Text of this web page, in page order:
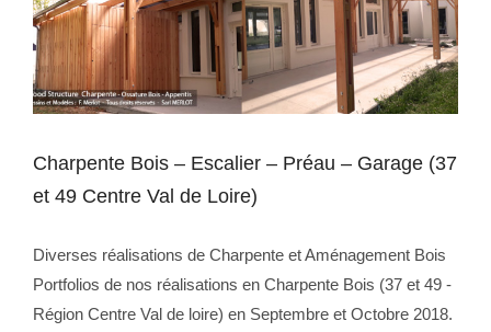
Charpente Bois – Escalier – Préau – Garage (37
et 49 Centre Val de Loire)
Diverses réalisations de Charpente et Aménagement Bois
Portfolios de nos réalisations en Charpente Bois (37 et 49 -
Région Centre Val de loire) en Septembre et Octobre 2018.